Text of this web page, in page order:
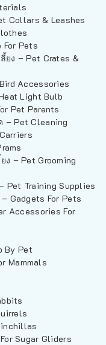
Collars & Leashes
For Pets
ยง – Pet Crates &
Accessories
Light Bulb
Pet Parents
– Pet Cleaning
– Pet Grooming
Pet Training Supplies
Gadgets For Pets
Accessories For
By Pet
Mammals
Sugar Gliders